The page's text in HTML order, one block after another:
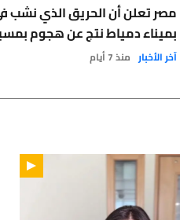
مصر تعلن أن الحريق الذي نشب
بميناء دمياط نتج عن هجوم
آخر الأخبار منذ 7 أيام